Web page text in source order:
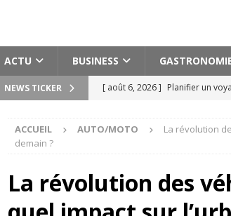
ACTU BUSINESS
NEWS TICKER [ août 6, 2026 ] Planifier un
[ août 3, 2026 ]
Pervers
Maroc
ACTU
[ août 2, 2026 ] Meilleure
ACCUEIL AUTO/MOTO
La révolution
demain ?
La révolution des